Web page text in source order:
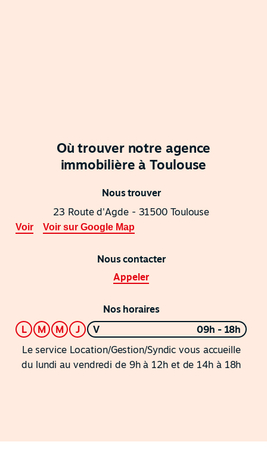
Où trouver notre agence
immobilière à Toulouse
Nous trouver
23 Route d'Agde - 31500 Toulouse
Voir Voir sur Google Map
Nous contacter
Appeler
Nos horaires
L
M M J V
09h - 18h
Le service Location/Gestion/Syndic vous accueille
du lundi au vendredi de 9h à 12h et de 14h à 18h